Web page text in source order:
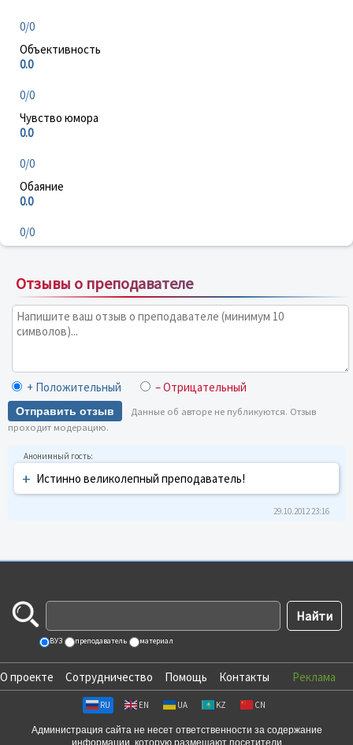
0/0
Объективность
0.0
0/0
Чувство юмора
0.0
0/0
Обаяние
0.0
0/0
Отзывы о преподавателе
+ Положительный – Отрицательный
Отправить отзыв
Данные об авторе не публикуются. Отзыв
проходит модерацию.
+ Истинно великолепный преподаватель!
29.10.2012 23:16
ВУЗ преподаватель материал
О проекте Сотрудничество Помощь Контакты Реклама
RU EN UA KZ CN
Администрация сайта не несет ответственности за содержание